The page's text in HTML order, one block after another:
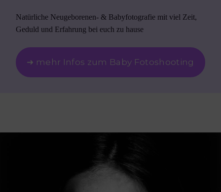
Natürliche Neugeborenen- & Babyfotografie mit viel Zeit,
Geduld und Erfahrung bei euch zu hause
➜ mehr Infos zum Baby Fotoshooting